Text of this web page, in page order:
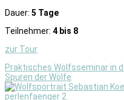
Dauer: 5 Tage
Teilnehmer: 4 bis 8
zur Tour
Praktisches Wolfsseminar in
Spuren der Wölfe